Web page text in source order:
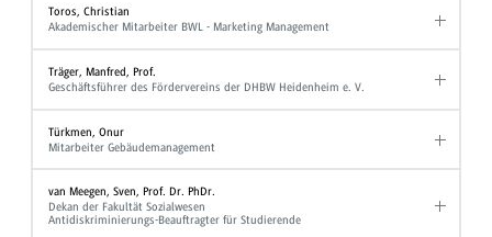
Toros, Christian
Akademischer Mitarbeiter BWL - Marketing Management
Träger, Manfred, Prof.
Geschäftsführer des Fördervereins der DHBW Heidenheim e. V.
Türkmen, Onur
Mitarbeiter Gebäudemanagement
van Meegen, Sven, Prof. Dr. PhDr.
Dekan der Fakultät Sozialwesen
Antidiskriminierungs-Beauftragter für Studierende